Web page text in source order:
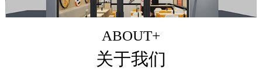
ABOUT+
关于我们